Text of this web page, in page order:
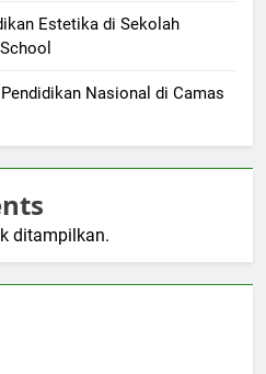
Estetika di Sekolah
Nasional di Camas
ditampilkan.